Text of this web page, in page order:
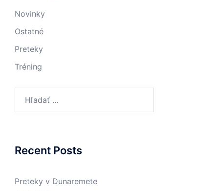
Novinky
Ostatné
Preteky
Tréning
Recent Posts
Preteky v Dunaremete